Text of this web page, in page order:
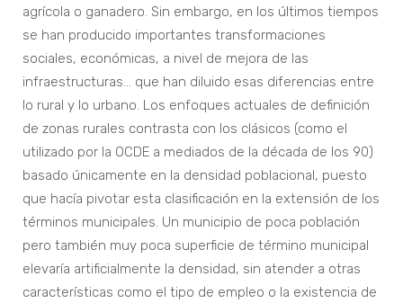
agrícola o ganadero. Sin embargo, en los últimos tiempos
se han producido importantes transformaciones
sociales, económicas, a nivel de mejora de las
infraestructuras… que han diluido esas diferencias entre
lo rural y lo urbano. Los enfoques actuales de definición
de zonas rurales contrasta con los clásicos (como el
utilizado por la OCDE a mediados de la década de los 90)
basado únicamente en la densidad poblacional, puesto
que hacía pivotar esta clasificación en la extensión de los
términos municipales. Un municipio de poca población
pero también muy poca superficie de término municipal
elevaría artificialmente la densidad, sin atender a otras
características como el tipo de empleo o la existencia de